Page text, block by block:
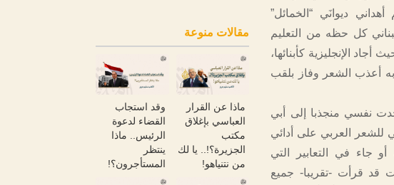
مقالات منوعة
ماذا عن القرار
العباسي بإغلاق
مكتب
الجزيرة؟!.. يا لك
من نتنياهو!
وقد استجاب
القضاء لدعوة
الرئيس.. ماذا
ينتظر
المستأجرون؟!
ديوانَي “الخمائل”
كل حظه من التعليم
الإنجليزية كأبنائها،
أعذب الشعر وفاز بلقب
نفسي منجذبا إلى أبي
للشعر العربي على أدائي
جاء في التعابير التي
قد قرأت -تقريبا- جميع